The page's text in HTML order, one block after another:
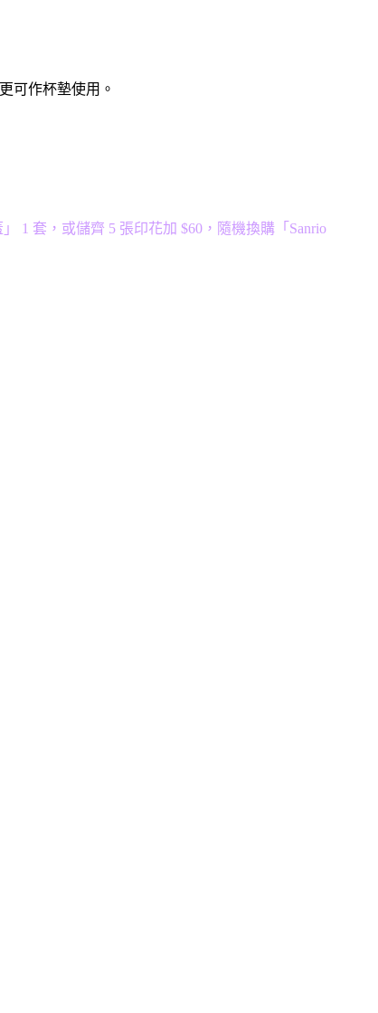
可作杯墊使用。
1 套，或儲齊 5 張印花加 $60，隨機換購「Sanrio